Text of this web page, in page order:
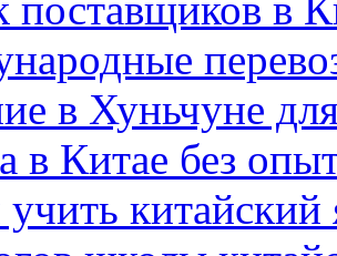
в Хуньчуне
в Китае без